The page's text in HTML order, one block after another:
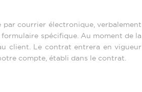
par courrier électronique, verbalement
spécifique. Au moment de la
client. Le contrat entrera en vigueur
compte, établi dans le contrat.